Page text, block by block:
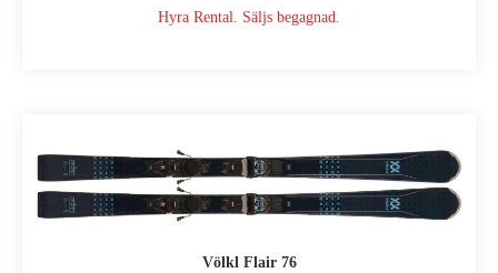
Hyra Rental. Säljs begagnad.
Völkl Flair 76